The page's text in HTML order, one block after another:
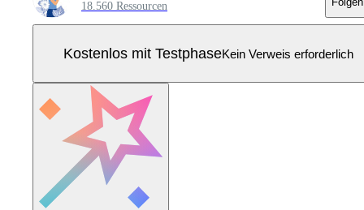
18.560 Ressourcen
Kostenlos mit TestphaseKein Verweis erforderlich